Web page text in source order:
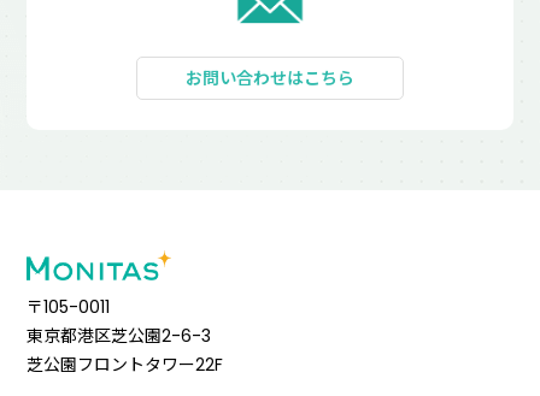
お問い合わせはこちら
〒105-0011
東京都港区芝公園2-6-3
芝公園フロントタワー22F